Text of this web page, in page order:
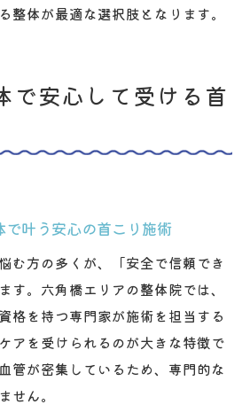
整体が最適な選択肢となります。
で安心して受ける首
叶う安心の首こり施術
む方の多くが、「安全で信頼でき
す。六角橋エリアの整体院では、
格を持つ専門家が施術を担当する
アを受けられるのが大きな特徴で
管が密集しているため、専門的な
せん。